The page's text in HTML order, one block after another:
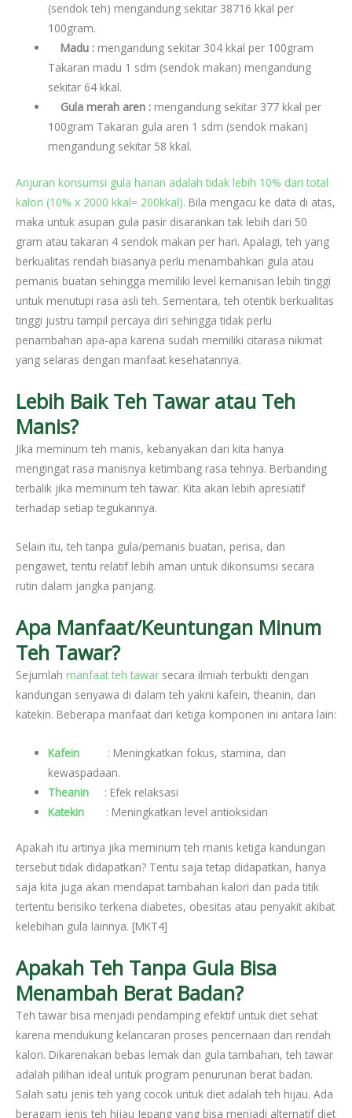
(sendok teh) mengandung sekitar 38716 kkal per
100gram.
Madu : mengandung sekitar 304 kkal per 100gram
Takaran madu 1 sdm (sendok makan) mengandung
sekitar 64 kkal.
Gula merah aren : mengandung sekitar 377 kkal per
100gram Takaran gula aren 1 sdm (sendok makan)
mengandung sekitar 58 kkal.
Anjuran konsumsi gula harian adalah tidak lebih 10% dari total
kalori (10% x 2000 kkal= 200kkal). Bila mengacu ke data di atas,
maka untuk asupan gula pasir disarankan tak lebih dari 50
gram atau takaran 4 sendok makan per hari. Apalagi, teh yang
berkualitas rendah biasanya perlu menambahkan gula atau
pemanis buatan sehingga memiliki level kemanisan lebih tinggi
untuk menutupi rasa asli teh. Sementara, teh otentik berkualitas
tinggi justru tampil percaya diri sehingga tidak perlu
penambahan apa-apa karena sudah memiliki citarasa nikmat
yang selaras dengan manfaat kesehatannya.
Lebih Baik Teh Tawar atau Teh
Manis?
Jika meminum teh manis, kebanyakan dari kita hanya
mengingat rasa manisnya ketimbang rasa tehnya. Berbanding
terbalik jika meminum teh tawar. Kita akan lebih apresiatif
terhadap setiap tegukannya.
Selain itu, teh tanpa gula/pemanis buatan, perisa, dan
pengawet, tentu relatif lebih aman untuk dikonsumsi secara
rutin dalam jangka panjang.
Apa Manfaat/Keuntungan Minum
Teh Tawar?
Sejumlah manfaat teh tawar secara ilmiah terbukti dengan
kandungan senyawa di dalam teh yakni kafein, theanin, dan
katekin. Beberapa manfaat dari ketiga komponen ini antara lain:
Kafein
: Meningkatkan fokus, stamina, dan
kewaspadaan.
Theanin
: Efek relaksasi
Katekin
: Meningkatkan level antioksidan
Apakah itu artinya jika meminum teh manis ketiga kandungan
tersebut tidak didapatkan? Tentu saja tetap didapatkan, hanya
saja kita juga akan mendapat tambahan kalori dan pada titik
tertentu berisiko terkena diabetes, obesitas atau penyakit akibat
kelebihan gula lainnya. [MKT4]
Apakah Teh Tanpa Gula Bisa
Menambah Berat Badan?
Teh tawar bisa menjadi pendamping efektif untuk diet sehat
karena mendukung kelancaran proses pencernaan dan rendah
kalori. Dikarenakan bebas lemak dan gula tambahan, teh tawar
adalah pilihan ideal untuk program penurunan berat badan.
Salah satu jenis teh yang cocok untuk diet adalah teh hijau. Ada
beragam jenis teh hijau Jepang yang bisa menjadi alternatif diet